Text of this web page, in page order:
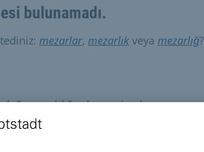
bulunamadı.
mezarlar, mezarlık veya mezarlığ?
yazıldığından emin olun.
deneyin.